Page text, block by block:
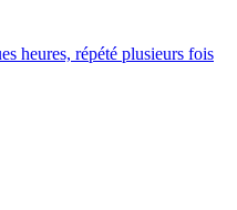
heures, répété plusieurs fois